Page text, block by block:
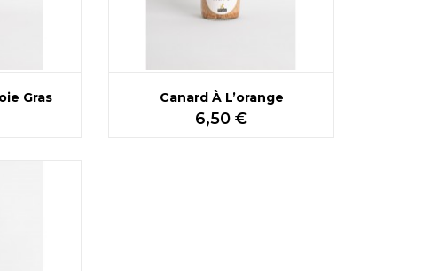
Gras Canard À L’orange
Prix
6,50 €